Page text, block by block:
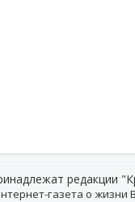
редакции
нтернет-газета о жизни